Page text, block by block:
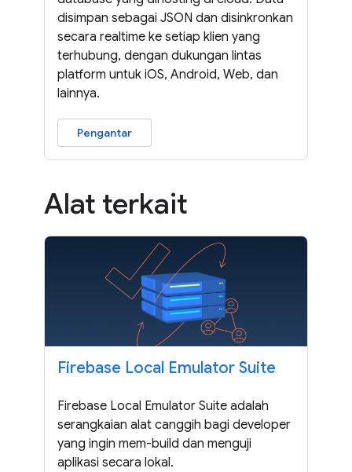
disimpan sebagai JSON dan disinkronkan
secara realtime ke setiap klien yang
terhubung, dengan dukungan lintas
platform untuk iOS, Android, Web, dan
lainnya.
Pengantar
Alat terkait
Firebase Local Emulator Suite
Firebase Local Emulator Suite adalah
serangkaian alat canggih bagi developer
yang ingin mem-build dan menguji
aplikasi secara lokal.